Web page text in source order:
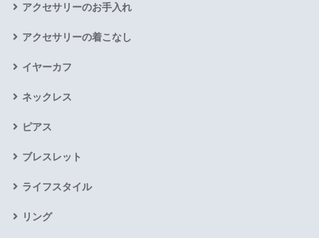
アクセサリーのお手入れ
アクセサリーの着こなし
イヤーカフ
ネックレス
ピアス
ブレスレット
ライフスタイル
リング